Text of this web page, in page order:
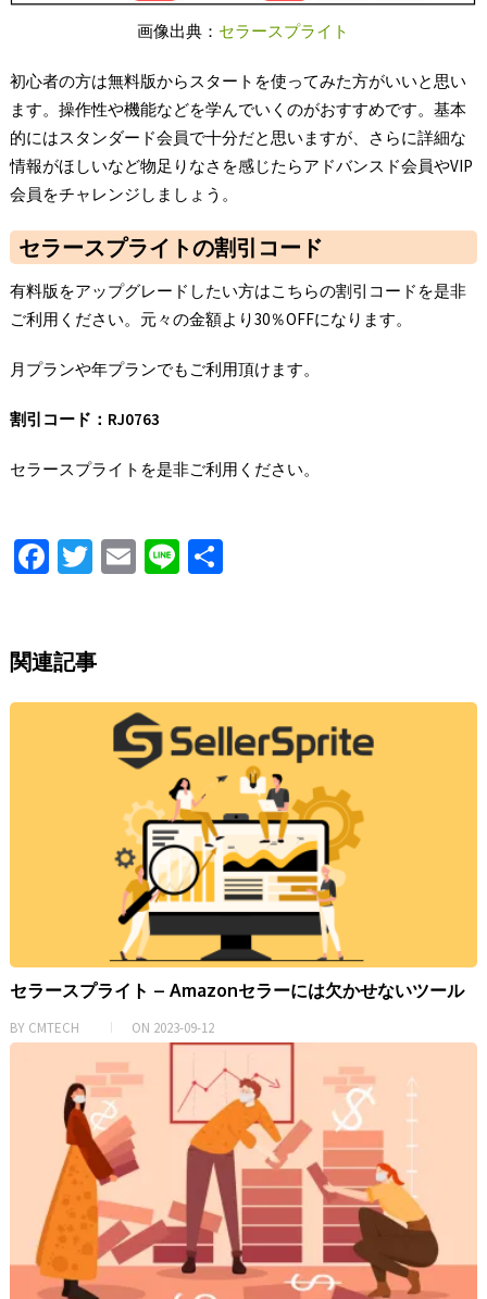
画像出典： セラースプライト
初心者の方は無料版からスタートを使ってみた方がいいと思い
ます。操作性や機能などを学んでいくのがおすすめです。基本
的にはスタンダード会員で十分だと思いますが、さらに詳細な
情報がほしいなど物足りなさを感じたらアドバンスド会員やVIP
会員をチャレンジしましょう。
セラースプライトの割引コード
有料版をアップグレードしたい方はこちらの割引コードを是非
ご利用ください。元々の金額より30％OFFになります。
月プランや年プランでもご利用頂けます。
割引コード：RJ0763
セラースプライトを是非ご利用ください。
Fa
o
o
T
er
E Li S
関連記事
セラースプライト – Amazonセラーには欠かせないツール
BY CMTECH ON 2023-09-12